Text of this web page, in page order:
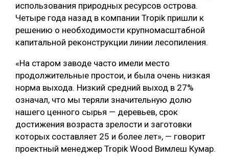
использования природных ресурсов острова.
Четыре года назад в компании Tropik пришли к
решению о необходимости крупномасштабной
капитальной реконструкции линии лесопиления.
«На старом заводе часто имели место
продолжительные простои, и была очень низкая
норма выхода. Низкий средний выход в 27%
означал, что мы теряли значительную долю
нашего ценного сырья — деревьев, срок
достижения возраста зрелости и заготовки
которых составляет 25 и более лет», — говорит
проектный менеджер Tropik Wood Вимлеш Кумар.